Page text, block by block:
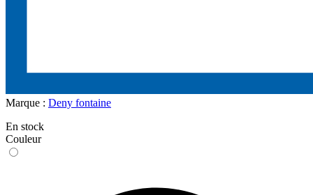
Marque : Deny fontaine
En stock
Couleur